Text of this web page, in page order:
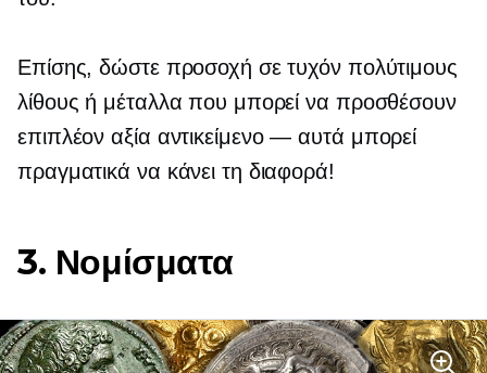
Επίσης, δώστε προσοχή σε τυχόν πολύτιμους
λίθους ή μέταλλα που μπορεί να προσθέσουν
επιπλέον αξία αντικείμενο — αυτά μπορεί
πραγματικά να κάνει τη διαφορά!
3. Νομίσματα